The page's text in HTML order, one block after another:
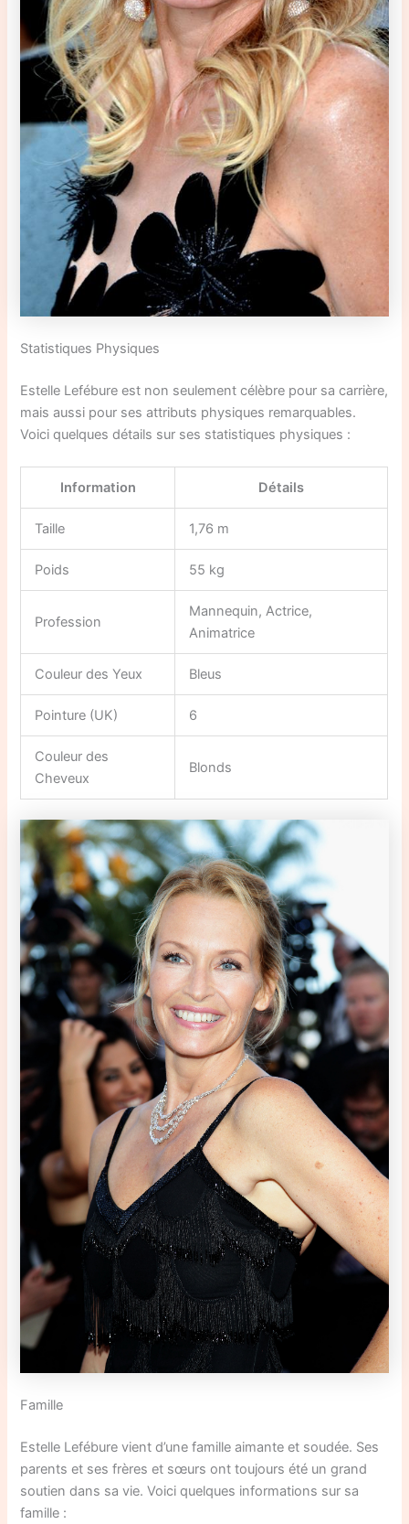
Statistiques Physiques
Estelle Lefébure est non seulement célèbre pour sa carrière,
mais aussi pour ses attributs physiques remarquables.
Voici quelques détails sur ses statistiques physiques :
Information Détails
Taille 1,76 m
Poids 55 kg
Profession
Mannequin, Actrice,
Animatrice
Couleur des Yeux Bleus
Pointure (UK) 6
Couleur des
Cheveux
Blonds
Famille
Estelle Lefébure vient d’une famille aimante et soudée. Ses
parents et ses frères et sœurs ont toujours été un grand
soutien dans sa vie. Voici quelques informations sur sa
famille :